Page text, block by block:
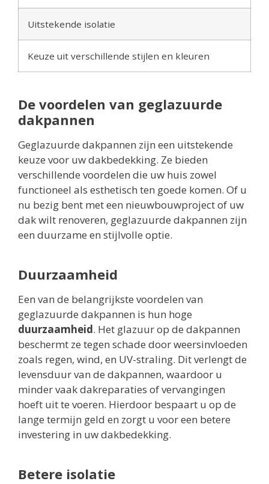
Uitstekende isolatie
Keuze uit verschillende stijlen en kleuren
De voordelen van geglazuurde
dakpannen
Geglazuurde dakpannen zijn een uitstekende
keuze voor uw dakbedekking. Ze bieden
verschillende voordelen die uw huis zowel
functioneel als esthetisch ten goede komen. Of u
nu bezig bent met een nieuwbouwproject of uw
dak wilt renoveren, geglazuurde dakpannen zijn
een duurzame en stijlvolle optie.
Duurzaamheid
Een van de belangrijkste voordelen van
geglazuurde dakpannen is hun hoge
duurzaamheid. Het glazuur op de dakpannen
beschermt ze tegen schade door weersinvloeden
zoals regen, wind, en UV-straling. Dit verlengt de
levensduur van de dakpannen, waardoor u
minder vaak dakreparaties of vervangingen
hoeft uit te voeren. Hierdoor bespaart u op de
lange termijn geld en zorgt u voor een betere
investering in uw dakbedekking.
Betere isolatie